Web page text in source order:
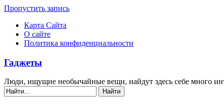
Пропустить запись
Карта Сайта
О сайте
Политика конфиденциальности
Гаджеты
Люди, ищущие необычайные вещи, найдут здесь себе много